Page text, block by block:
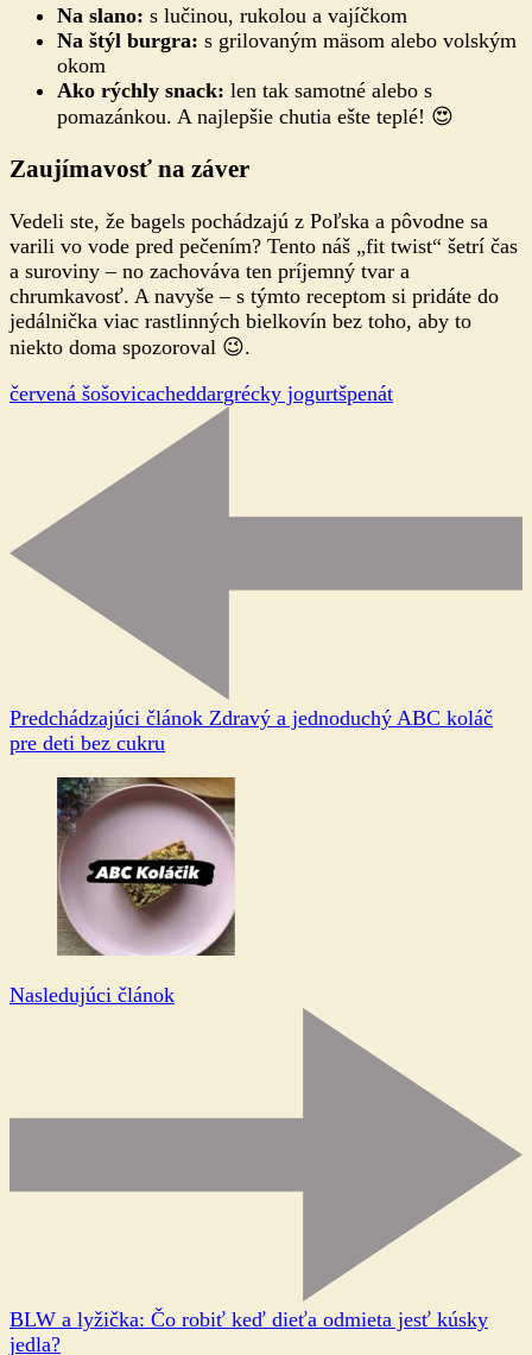
Na slano: s lučinou, rukolou a vajíčkom
Na štýl burgra: s grilovaným mäsom alebo volským
okom
Ako rýchly snack: len tak samotné alebo s
pomazánkou. A najlepšie chutia ešte teplé! 😍
Zaujímavosť na záver
Vedeli ste, že bagels pochádzajú z Poľska a pôvodne sa
varili vo vode pred pečením? Tento náš „fit twist“ šetrí čas
a suroviny – no zachováva ten príjemný tvar a
chrumkavosť. A navyše – s týmto receptom si pridáte do
jedálnička viac rastlinných bielkovín bez toho, aby to
niekto doma spozoroval 😉.
červená šošovicacheddargrécky jogurtšpenát
Predchádzajúci článok Zdravý a jednoduchý ABC koláč
pre deti bez cukru
Nasledujúci článok
BLW a lyžička: Čo robiť keď dieťa odmieta jesť kúsky
jedla?